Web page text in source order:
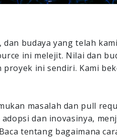
budaya yang telah
ini melejit. Nilai dan
ini sendiri. Kami
masalah dan pull
dan inovasinya,
tentang bagaimana